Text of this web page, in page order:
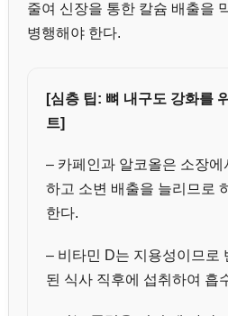
줄여 신장을 통한 칼슘 배출을
병행해야 한다.
[심층 팁: 뼈 내구도 강화를
트]
– 카페인과 알코올은 소장에
하고 소변 배출을 늘리므로
한다.
– 비타민 D는 지용성이므로
된 식사 직후에 섭취하여 흡